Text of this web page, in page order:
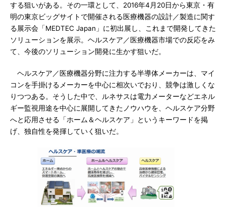
する狙いがある。その一環として、2016年4月20日から東京・有
明の東京ビッグサイトで開催される医療機器の設計／製造に関す
る展示会「MEDTEC Japan」に初出展し、これまで開発してきた
ソリューションを展示。ヘルスケア／医療機器市場での反応をみ
て、今後のソリューション開発に生かす狙いだ。
ヘルスケア／医療機器分野に注力する半導体メーカーは、マイ
コンを手掛けるメーカーを中心に相次いでおり、競争は激しくな
りつつある。そうした中で、ルネサスは電力メーターなどエネル
ギー監視用途を中心に展開してきたノウハウを、ヘルスケア分野
へと応用させる「ホーム＆ヘルスケア」というキーワードを掲
げ、独自性を発揮していく狙いだ。